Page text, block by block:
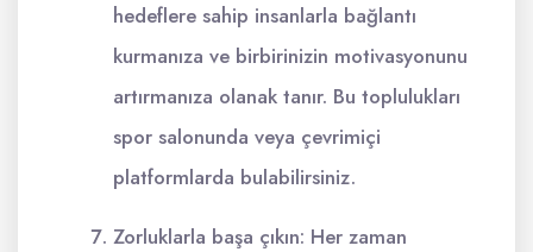
hedeflere sahip insanlarla bağlantı
kurmanıza ve birbirinizin motivasyonunu
artırmanıza olanak tanır. Bu toplulukları
spor salonunda veya çevrimiçi
platformlarda bulabilirsiniz.
Zorluklarla başa çıkın: Her zaman